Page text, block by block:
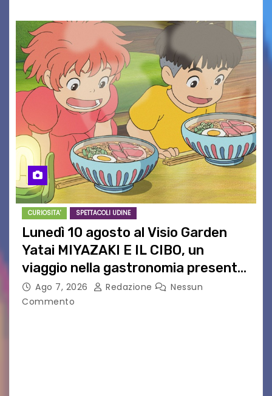
CURIOSITA' SPETTACOLI UDINE
Lunedì 10 agosto al Visio Garden
Yatai MIYAZAKI E IL CIBO, un
viaggio nella gastronomia presente
nei film di Hayao Miyazaki!
Ago 7, 2026 Redazione
Nessun
Commento